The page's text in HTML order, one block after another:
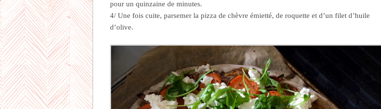
pour un quinzaine de minutes.
4/ Une fois cuite, parsemer la pizza de chèvre émietté, de roquette et d’un filet d’huile
d’olive.